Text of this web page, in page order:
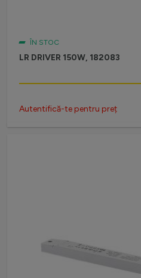
ÎN STOC
LR DRIVER 150W, 182083
Autentifică-te pentru preț